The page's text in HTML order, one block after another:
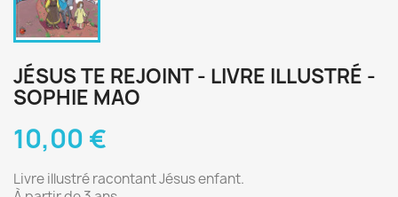
JÉSUS TE REJOINT - LIVRE ILLUSTRÉ -
SOPHIE MAO
10,00 €
Livre illustré racontant Jésus enfant.